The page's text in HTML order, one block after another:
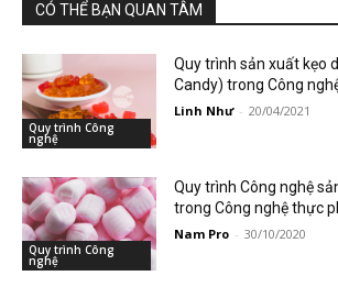
CÓ THỂ BẠN QUAN TÂM
Quy trình Công
nghệ
Quy trình sản xuất kẹo
Candy) trong Công
Linh Như - 20/04/2021
Quy trình Công
nghệ
Quy trình Công nghệ
trong Công nghệ thực
Nam Pro - 30/10/2020